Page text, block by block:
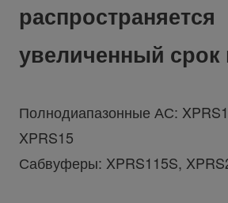
распространяется
увеличенный срок
Полнодиапазонные АС:
XPRS15
Сабвуферы: XPRS115S,